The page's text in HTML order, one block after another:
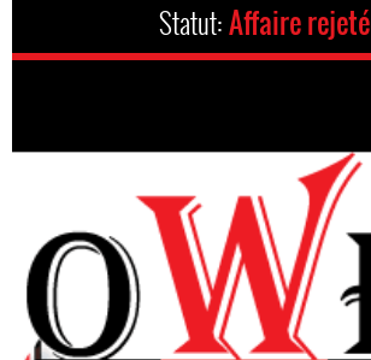
Statut:Affaire